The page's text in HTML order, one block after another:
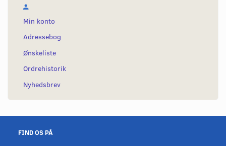
Min konto
Adressebog
Ønskeliste
Ordrehistorik
Nyhedsbrev
FIND OS PÅ